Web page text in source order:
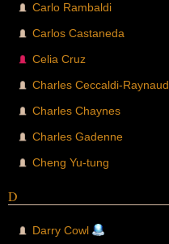
Carlo Rambaldi
Carlos Castaneda
Celia Cruz
Charles Ceccaldi-Raynaud
Charles Chaynes
Charles Gadenne
Cheng Yu-tung
D
Darry Cowl